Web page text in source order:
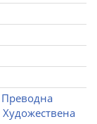
Преводна
Художествена